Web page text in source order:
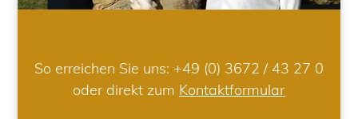
So erreichen Sie uns: +49 (0) 3672 / 43 27 0
oder direkt zum Kontaktformular